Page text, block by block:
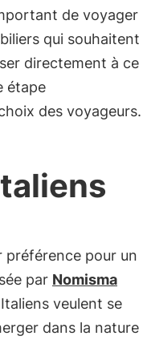
de voyager
qui souhaitent
directement à ce
étape
des voyageurs.
préférence pour un
par Nomisma
veulent se
dans la nature